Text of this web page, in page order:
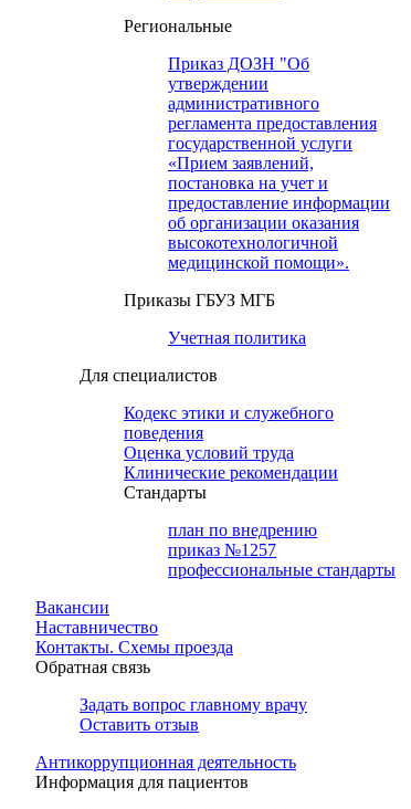
Региональные
Приказ ДОЗН "Об
утверждении
административного
регламента предоставления
государственной услуги
«Прием заявлений,
постановка на учет и
предоставление информации
об организации оказания
высокотехнологичной
медицинской помощи».
Приказы ГБУЗ МГБ
Учетная политика
Для специалистов
Кодекс этики и служебного
поведения
Оценка условий труда
Клинические рекомендации
Cтандарты
план по внедрению
приказ №1257
профессиональные стандарты
Вакансии
Наставничество
Контакты. Схемы проезда
Обратная связь
Задать вопрос главному врачу
Оставить отзыв
Антикоррупционная деятельность
Информация для пациентов